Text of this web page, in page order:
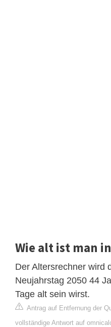
Wie alt ist man
Der Altersrechner wird
Neujahrstag 2050 44
Tage alt sein wirst.
Antrag auf Entfernung der
vollständige Antwort auf